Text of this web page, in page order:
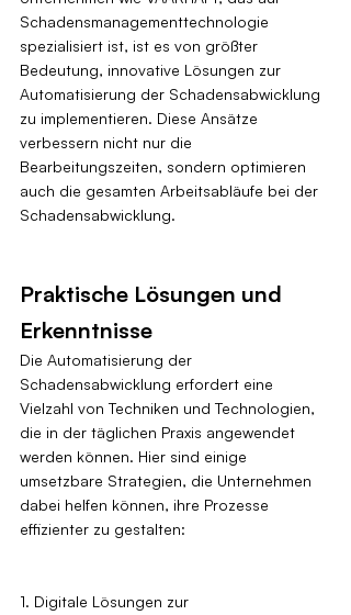
Schadensmanagementtechnologie
spezialisiert ist, ist es von größter
Bedeutung, innovative Lösungen zur
Automatisierung der Schadensabwicklung
zu implementieren. Diese Ansätze
verbessern nicht nur die
Bearbeitungszeiten, sondern optimieren
auch die gesamten Arbeitsabläufe bei der
Schadensabwicklung.
Praktische Lösungen und
Erkenntnisse
Die Automatisierung der
Schadensabwicklung erfordert eine
Vielzahl von Techniken und Technologien,
die in der täglichen Praxis angewendet
werden können. Hier sind einige
umsetzbare Strategien, die Unternehmen
dabei helfen können, ihre Prozesse
effizienter zu gestalten:
1. Digitale Lösungen zur